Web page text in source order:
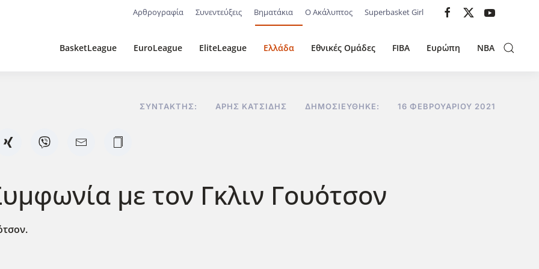
Αρθρογραφία Συνεντεύξεις Βηματάκια Ο Ακάλυπτος Superbasket Girl
BasketLeague EuroLeague EliteLeague Ελλάδα Εθνικές Ομάδες FIBA Ευρώπη NBA
ΣΥΝΤΆΚΤΗΣ: ΆΡΗΣ ΚΑΤΣΊΔΗΣ ΔΗΜΟΣΙΕΎΘΗΚΕ: 16 ΦΕΒΡΟΥΑΡΊΟΥ 2021
με τον Γκλιν Γουότσον